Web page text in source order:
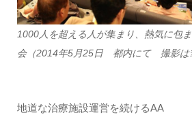
1000人を超える人が集まり、熱気に包
会（2014年5月25日 都内にて 撮影は
地道な治療施設運営を続けるAA